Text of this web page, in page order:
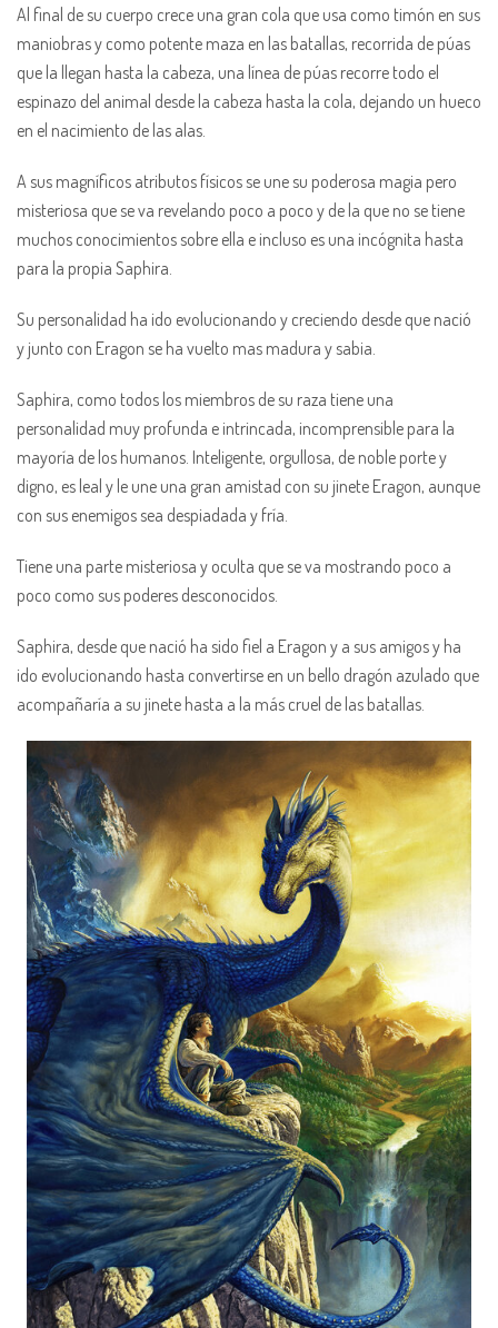
Al final de su cuerpo crece una gran cola que usa como timón en sus
maniobras y como potente maza en las batallas, recorrida de púas
que la llegan hasta la cabeza, una línea de púas recorre todo el
espinazo del animal desde la cabeza hasta la cola, dejando un hueco
en el nacimiento de las alas.
A sus magníficos atributos físicos se une su poderosa magia pero
misteriosa que se va revelando poco a poco y de la que no se tiene
muchos conocimientos sobre ella e incluso es una incógnita hasta
para la propia Saphira.
Su personalidad ha ido evolucionando y creciendo desde que nació
y junto con Eragon se ha vuelto mas madura y sabia.
Saphira, como todos los miembros de su raza tiene una
personalidad muy profunda e intrincada, incomprensible para la
mayoría de los humanos. Inteligente, orgullosa, de noble porte y
digno, es leal y le une una gran amistad con su jinete Eragon, aunque
con sus enemigos sea despiadada y fría.
Tiene una parte misteriosa y oculta que se va mostrando poco a
poco como sus poderes desconocidos.
Saphira, desde que nació ha sido fiel a Eragon y a sus amigos y ha
ido evolucionando hasta convertirse en un bello dragón azulado que
acompañaría a su jinete hasta a la más cruel de las batallas.